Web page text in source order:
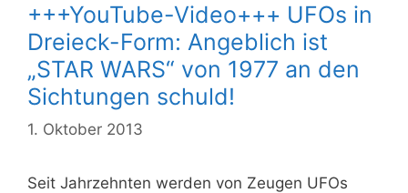
+++YouTube-Video+++ UFOs in
Dreieck-Form: Angeblich ist
„STAR WARS“ von 1977 an den
Sichtungen schuld!
1. Oktober 2013
Seit Jahrzehnten werden von Zeugen UFOs